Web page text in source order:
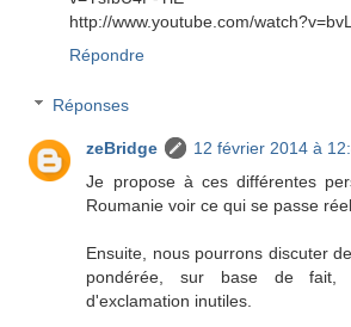
http://www.youtube.com/
Répondre
Réponses
zeBridge
12 février 2014 à
Je propose à ces différentes
Roumanie voir ce qui se passe
Ensuite, nous pourrons discuter
pondérée, sur base de fait,
d'exclamation inutiles.